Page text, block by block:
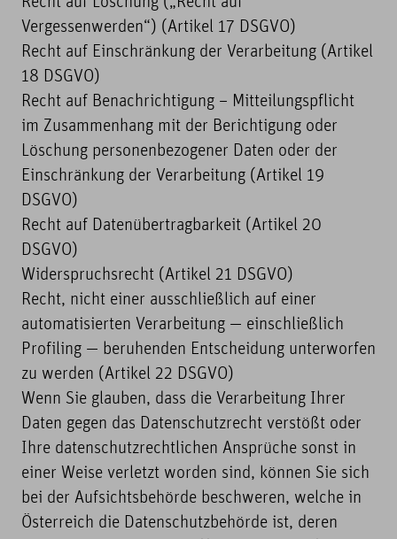
Vergessenwerden“) (Artikel 17 DSGVO)
Recht auf Einschränkung der Verarbeitung (Artikel
18 DSGVO)
Recht auf Benachrichtigung – Mitteilungspflicht
im Zusammenhang mit der Berichtigung oder
Löschung personenbezogener Daten oder der
Einschränkung der Verarbeitung (Artikel 19
DSGVO)
Recht auf Datenübertragbarkeit (Artikel 20
DSGVO)
Widerspruchsrecht (Artikel 21 DSGVO)
Recht, nicht einer ausschließlich auf einer
automatisierten Verarbeitung — einschließlich
Profiling — beruhenden Entscheidung unterworfen
zu werden (Artikel 22 DSGVO)
Wenn Sie glauben, dass die Verarbeitung Ihrer
Daten gegen das Datenschutzrecht verstößt oder
Ihre datenschutzrechtlichen Ansprüche sonst in
einer Weise verletzt worden sind, können Sie sich
bei der Aufsichtsbehörde beschweren, welche in
Österreich die Datenschutzbehörde ist, deren